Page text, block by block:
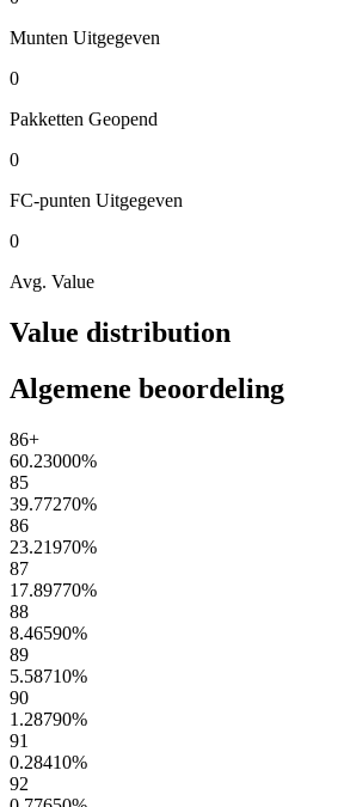
Munten Uitgegeven
0
Pakketten Geopend
0
FC-punten Uitgegeven
0
Avg. Value
Value distribution
Algemene beoordeling
86+
60.23000%
85
39.77270%
86
23.21970%
87
17.89770%
88
8.46590%
89
5.58710%
90
1.28790%
91
0.28410%
92